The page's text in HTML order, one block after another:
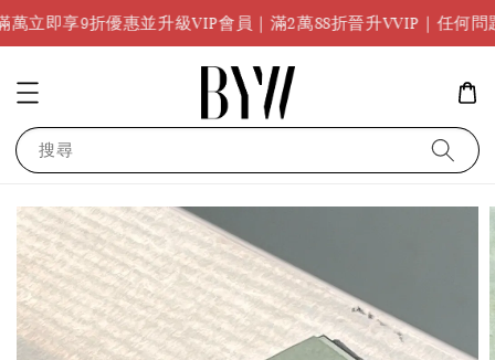
即享9折優惠並升級VIP會員｜滿2萬88折晉升VVIP｜任何問題請
搜尋